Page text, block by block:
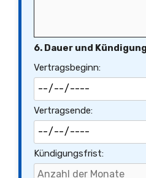
6. Dauer und Kündigung
Vertragsbeginn:
Vertragsende:
Kündigungsfrist: